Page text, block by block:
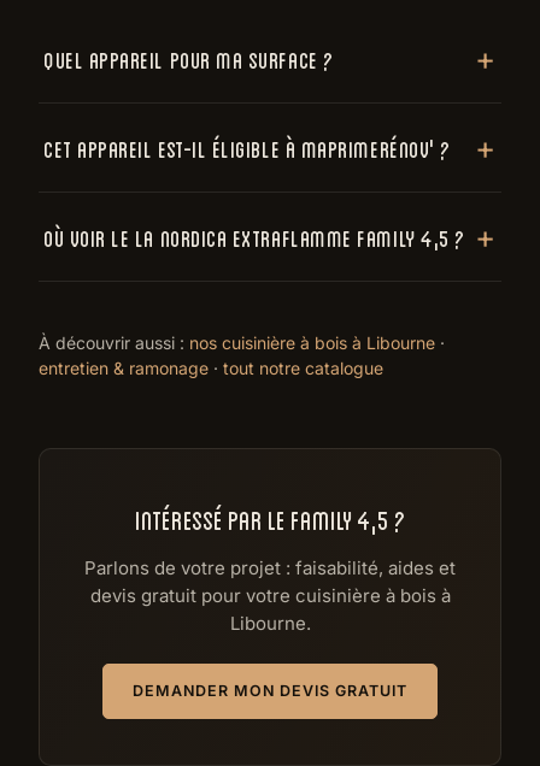
Quel appareil pour ma surface ?
Cet appareil est-il éligible à MaPrimeRénov' ?
Où voir le La Nordica Extraflamme Family 4,5 ?
À découvrir aussi : nos cuisinière à bois à Libourne ·
entretien & ramonage · tout notre catalogue
INTÉRESSÉ PAR LE FAMILY 4,5 ?
Parlons de votre projet : faisabilité, aides et
devis gratuit pour votre cuisinière à bois à
Libourne.
DEMANDER MON DEVIS GRATUIT